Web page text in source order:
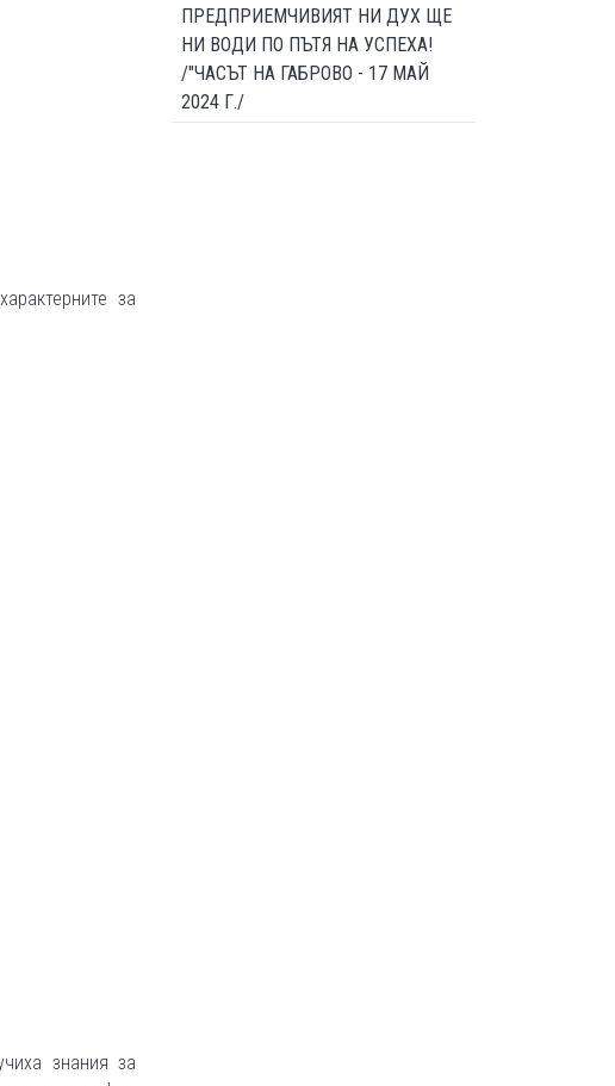
за
знания за
ПРЕДПРИЕМЧИВИЯТ НИ ДУХ ЩЕ
НИ ВОДИ ПО ПЪТЯ НА УСПЕХА!
/"ЧАСЪТ НА ГАБРОВО - 17 МАЙ
2024 Г./